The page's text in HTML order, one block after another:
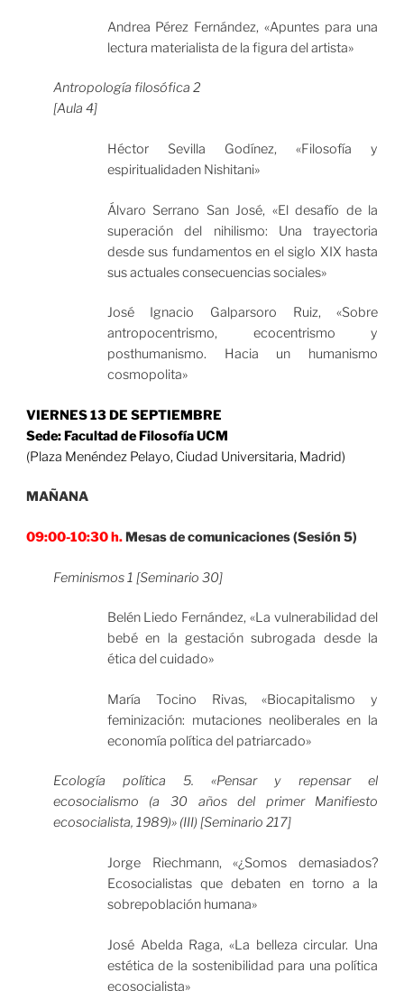
Andrea Pérez Fernández, «Apuntes para una
lectura materialista de la figura del artista»
Antropología filosófica 2
[Aula 4]
Héctor Sevilla Godínez, «Filosofía y
espiritualidaden Nishitani»
Álvaro Serrano San José, «El desafío de la
superación del nihilismo: Una trayectoria
desde sus fundamentos en el siglo XIX hasta
sus actuales consecuencias sociales»
José Ignacio Galparsoro Ruiz, «Sobre
antropocentrismo, ecocentrismo y
posthumanismo. Hacia un humanismo
cosmopolita»
VIERNES 13 DE SEPTIEMBRE
Sede: Facultad de Filosofía UCM
(Plaza Menéndez Pelayo, Ciudad Universitaria, Madrid)
MAÑANA
09:00-10:30 h.Mesas de comunicaciones (Sesión 5)
Feminismos 1 [Seminario 30]
Belén Liedo Fernández, «La vulnerabilidad del
bebé en la gestación subrogada desde la
ética del cuidado»
María Tocino Rivas, «Biocapitalismo y
feminización: mutaciones neoliberales en la
economía política del patriarcado»
Ecología política 5. «Pensar y repensar el
ecosocialismo (a 30 años del primer Manifiesto
ecosocialista, 1989)» (III) [Seminario 217]
Jorge Riechmann, «¿Somos demasiados?
Ecosocialistas que debaten en torno a la
sobrepoblación humana»
José Abelda Raga, «La belleza circular. Una
estética de la sostenibilidad para una política
ecosocialista»